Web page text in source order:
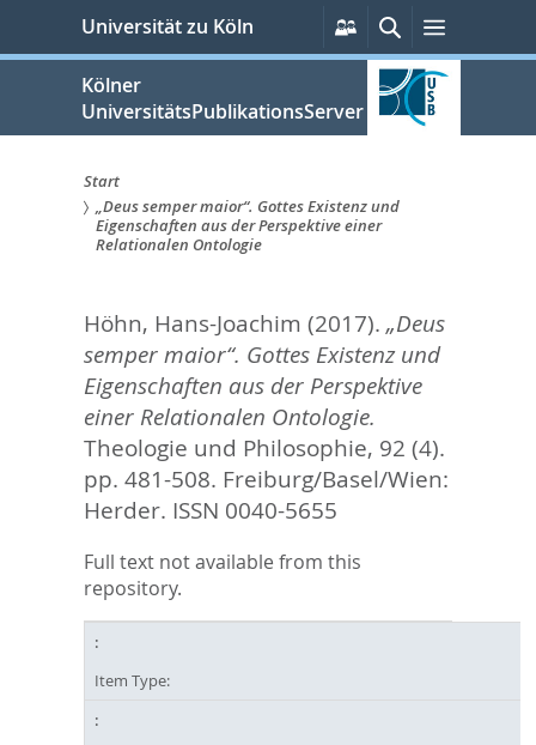
springen
Universität zu Köln
Persönliche
Services
SucheMenü
Kölner
UniversitätsPublikationsServer
Sie
hier:
Start
„Deus semper maior“. Gottes Existenz und
Eigenschaften aus der Perspektive einer
Relationalen Ontologie
Höhn, Hans-Joachim (2017). „Deus
semper maior“. Gottes Existenz und
Eigenschaften aus der Perspektive
einer Relationalen Ontologie.
Theologie und Philosophie, 92 (4).
pp. 481-508. Freiburg/Basel/Wien:
Herder. ISSN 0040-5655
Full text not available from this
repository.
Item Type: